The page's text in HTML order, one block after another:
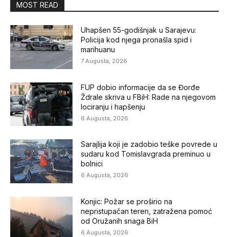
MOST READ
Uhapšen 55-godišnjak u Sarajevu:
Policija kod njega pronašla spid i
marihuanu
7 Augusta, 2026
FUP dobio informacije da se Đorđe
Ždrale skriva u FBiH: Rade na njegovom
lociranju i hapšenju
6 Augusta, 2026
Sarajlija koji je zadobio teške povrede u
sudaru kod Tomislavgrada preminuo u
bolnici
6 Augusta, 2026
Konjic: Požar se proširio na
nepristupačan teren, zatražena pomoć
od Oružanih snaga BiH
6 Augusta, 2026